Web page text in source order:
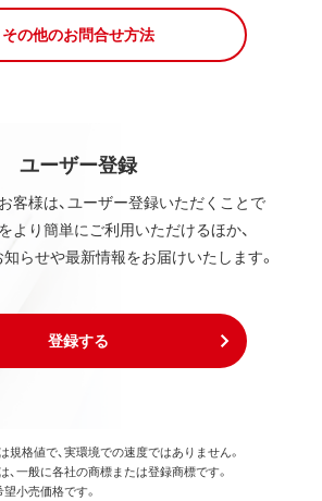
その他のお問合せ方法
ユーザー登録
客様は、ユーザー登録いただくことで
より簡単にご利用いただけるほか、
らせや最新情報をお届けいたします。
登録する
格値で、実環境での速度ではありません。
一般に各社の商標または登録商標です。
小売価格です。